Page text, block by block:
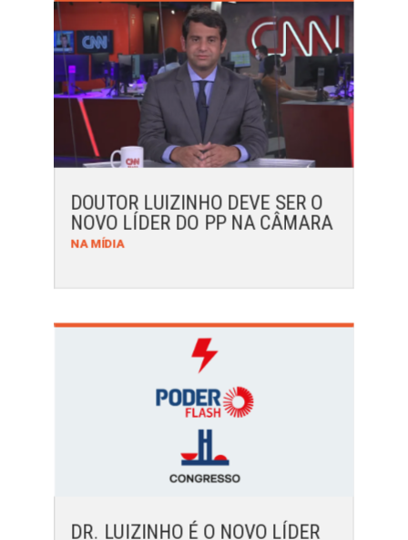
DOUTOR LUIZINHO DEVE SER O
NOVO LÍDER DO PP NA CÂMARA
NA MÍDIA
DR. LUIZINHO É O NOVO LÍDER